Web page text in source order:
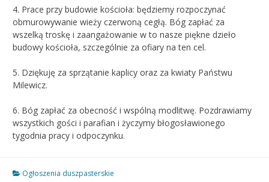
4. Prace przy budowie kościoła: będziemy rozpoczynać
obmurowywanie wieży czerwoną cegłą. Bóg zapłać za
wszelką troskę i zaangażowanie w to nasze piękne dzieło
budowy kościoła, szczególnie za ofiary na ten cel.
5. Dziękuję za sprzątanie kaplicy oraz za kwiaty Państwu
Milewicz.
6. Bóg zapłać za obecność i wspólną modlitwę. Pozdrawiamy
wszystkich gości i parafian i życzymy błogosławionego
tygodnia pracy i odpoczynku.
Ogłoszenia duszpasterskie